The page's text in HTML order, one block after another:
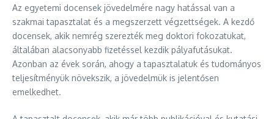
Az egyetemi docensek jövedelmére nagy hatással van a
szakmai tapasztalat és a megszerzett végzettségek. A kezdő
docensek, akik nemrég szerezték meg doktori fokozatukat,
általában alacsonyabb fizetéssel kezdik pályafutásukat.
Azonban az évek során, ahogy a tapasztalatuk és tudományos
teljesítményük növekszik, a jövedelmük is jelentősen
emelkedhet.